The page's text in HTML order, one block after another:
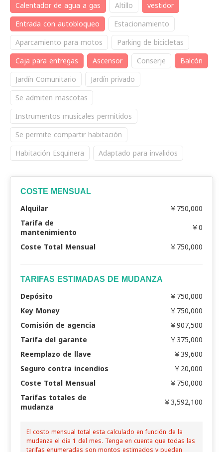
Calentador de agua a gas
Altillo
vestidor
Entrada con autobloqueo
Estacionamiento
Aparcamiento para motos
Parking de bicicletas
Caja para entregas
Ascensor Conserje
Balcón
Jardín Comunitario
Jardín privado
Se admiten mascotas
Instrumentos musicales permitidos
Se permite compartir habitación
Habitación Esquinera
Adaptado para invalidos
COSTE MENSUAL
Alquilar
￥750,000
Tarifa de
mantenimiento
￥0
Coste Total Mensual ￥750,000
TARIFAS ESTIMADAS DE MUDANZA
Depósito
￥750,000
Key Money
￥750,000
Comisión de agencia
￥907,500
Tarifa del garante
￥375,000
Reemplazo de llave
￥39,600
Seguro contra incendios
￥20,000
Coste Total Mensual
￥750,000
Tarifas totales de
mudanza
￥3,592,100
El costo mensual total esta calculado en función de la
mudanza el día 1 del mes. Tenga en cuenta que todas las
tarifas enumeradas son montos estimados y pueden